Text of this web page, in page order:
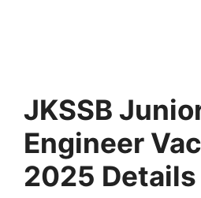
JKSSB
Engineer
2025 Details